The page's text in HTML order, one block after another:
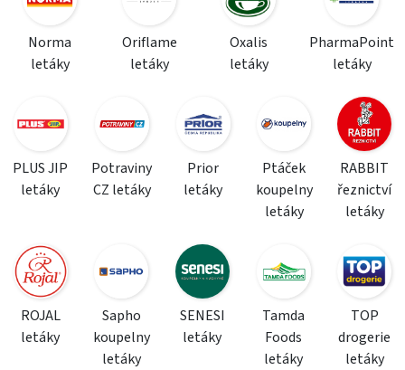
Norma
letáky
Oriflame
letáky
Oxalis
letáky
PharmaPoint
letáky
PLUS JIP
letáky
Potraviny
CZ letáky
Prior
letáky
Ptáček
koupelny
letáky
RABBIT
řeznictví
letáky
ROJAL
letáky
Sapho
koupelny
letáky
SENESI
letáky
Tamda
Foods
letáky
TOP
drogerie
letáky